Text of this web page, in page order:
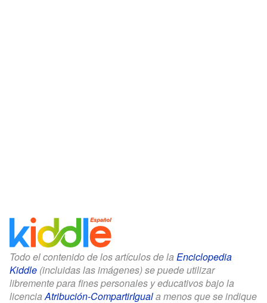
Todo el contenido de los artículos de la Enciclopedia
Kiddle (incluidas las imágenes) se puede utilizar
libremente para fines personales y educativos bajo la
licenciaAtribución-CompartirIguala menos que se indique